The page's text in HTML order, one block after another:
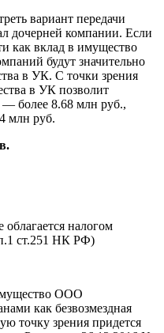
вариант передачи
дочерней компании. Если
как вклад в имущество
будут значительно
в УК. С точки зрения
в УК позволит
— более 8.68 млн руб.,
млн руб.
налогом
ст.251 НК РФ)
ООО
как безвозмездная
точку зрения придется